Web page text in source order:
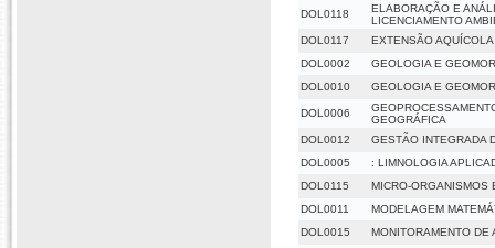
DOL0118
ELABORAÇÃO E
LICENCIAMENTO
DOL0117
EXTENSÃO
DOL0002
GEOLOGIA E
DOL0010
GEOLOGIA E
DOL0006
GEOGRÁFICA
DOL0012
GESTÃO INTEGRADA
DOL0005
: LIMNOLOGIA
DOL0115
MICRO-ORGANISMOS
DOL0011
MODELAGEM
DOL0015
MONITORAMENTO DE